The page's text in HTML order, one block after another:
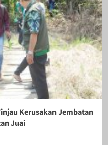
Kerusakan Jembatan
Juai